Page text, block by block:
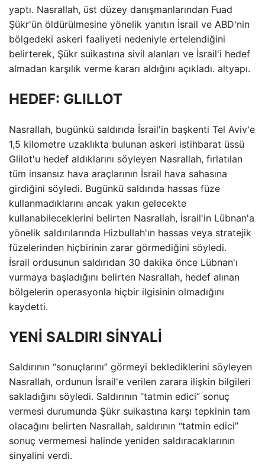
yaptı. Nasrallah, üst düzey danışmanlarından Fuad
Şükr'ün öldürülmesine yönelik yanıtın İsrail ve ABD'nin
bölgedeki askeri faaliyeti nedeniyle ertelendiğini
belirterek, Şükr suikastına sivil alanları ve İsrail'i hedef
almadan karşılık verme kararı aldığını açıkladı. altyapı.
HEDEF: GLILLOT
Nasrallah, bugünkü saldırıda İsrail'in başkenti Tel Aviv'e
1,5 kilometre uzaklıkta bulunan askeri istihbarat üssü
Glilot'u hedef aldıklarını söyleyen Nasrallah, fırlatılan
tüm insansız hava araçlarının İsrail hava sahasına
girdiğini söyledi. Bugünkü saldırıda hassas füze
kullanmadıklarını ancak yakın gelecekte
kullanabileceklerini belirten Nasrallah, İsrail'in Lübnan'a
yönelik saldırılarında Hizbullah'ın hassas veya stratejik
füzelerinden hiçbirinin zarar görmediğini söyledi.
İsrail ordusunun saldırıdan 30 dakika önce Lübnan'ı
vurmaya başladığını belirten Nasrallah, hedef alınan
bölgelerin operasyonla hiçbir ilgisinin olmadığını
kaydetti.
YENİ SALDIRI SİNYALİ
Saldırının “sonuçlarını” görmeyi beklediklerini söyleyen
Nasrallah, ordunun İsrail'e verilen zarara ilişkin bilgileri
sakladığını söyledi. Saldırının “tatmin edici” sonuç
vermesi durumunda Şükr suikastına karşı tepkinin tam
olacağını belirten Nasrallah, saldırının “tatmin edici”
sonuç vermemesi halinde yeniden saldıracaklarının
sinyalini verdi.